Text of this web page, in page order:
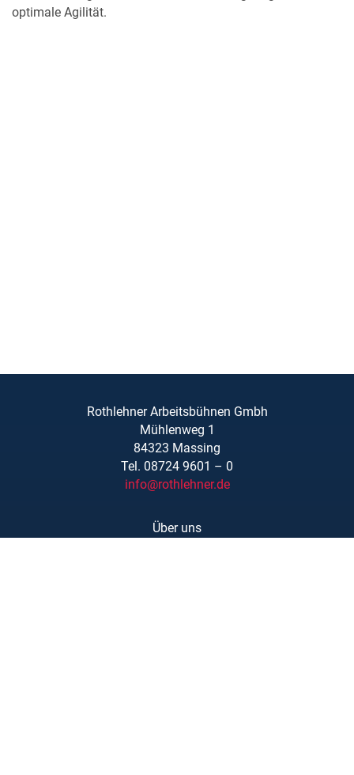
optimale Agilität.
Rothlehner Arbeitsbühnen Gmbh
Mühlenweg 1
84323 Massing
Tel. 08724 9601 – 0
info@rothlehner.de
Über uns